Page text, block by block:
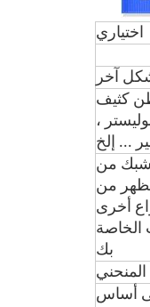
اختياري
آخر
كثيف
،
... إلخ
من
من
أخرى
الخاصة
بك
أساس